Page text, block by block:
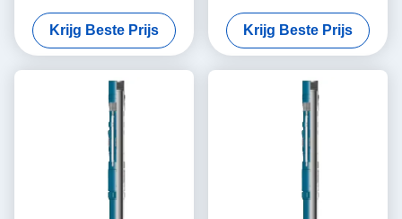
5/8" Liner Hanger met
Mechanische-set voor
olieveld gebruik Nu op
voorraad
Krijg Beste Prijs
5/8" Liner Hanger met
Mechanische-set voor
olieveld gebruik Nu op
voorraad
Krijg Beste Prijs